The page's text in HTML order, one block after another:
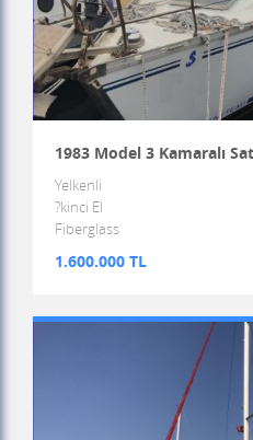
1983 Model 3 Kamaralı
Yelkenli
?kinci El
Fiberglass
1.600.000 TL